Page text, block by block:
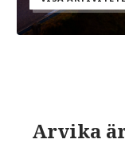
Arvika